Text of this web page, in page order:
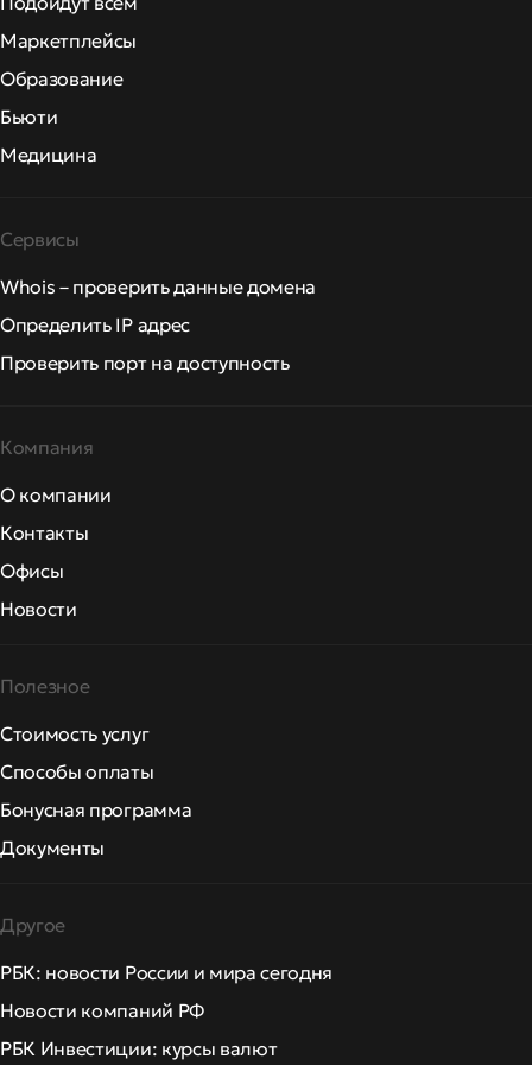
Маркетплейсы
Образование
Бьюти
Медицина
Сервисы
Whois – проверить данные домена
Определить IP адрес
Проверить порт на доступность
Компания
О компании
Контакты
Офисы
Новости
Полезное
Стоимость услуг
Способы оплаты
Бонусная программа
Документы
Другое
РБК: новости России и мира сегодня
Новости компаний РФ
РБК Инвестиции: курсы валют